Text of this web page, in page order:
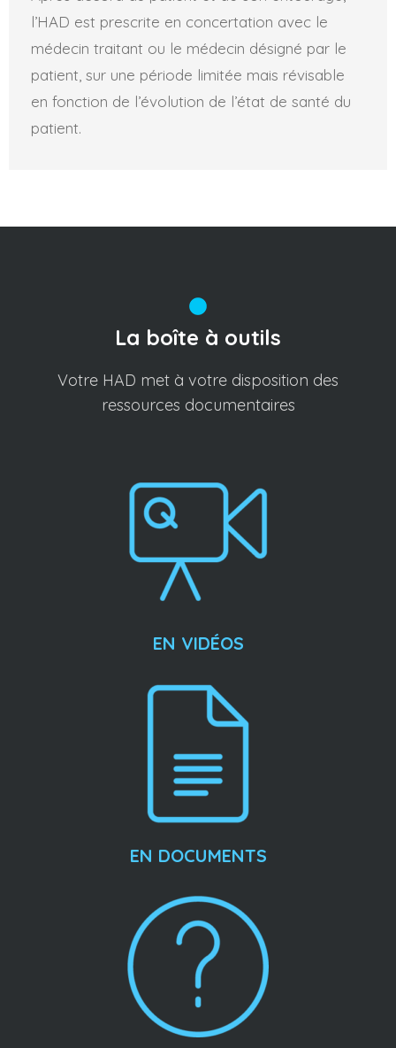
l’HAD est prescrite en concertation avec le
médecin traitant ou le médecin désigné par le
patient, sur une période limitée mais révisable
en fonction de l’évolution de l’état de santé du
patient.
La boîte à outils
Votre HAD met à votre disposition des
ressources documentaires
EN VIDÉOS
EN DOCUMENTS